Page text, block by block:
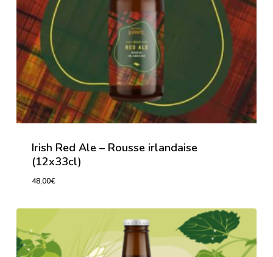
Irish Red Ale – Rousse irlandaise
(12x33cl)
48,00€